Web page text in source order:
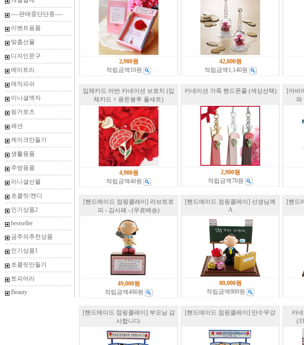
----판매중단단종----
이벤트용품
맞춤선물
디자인문구
메이트리
매직피쉬
이니셜액자
핑거로즈
패션
케이크만들기
생활용품
주방용품
이니셜선물
초콜릿/캔디
인기상품2
bestseller
금주의추천상품
인기상품1
초콜릿만들기
토피어리
Beauty
2,900원
적립금액10원
42,000원
적립금액1,140원
입체카드 어반 카네이션 브로치 (입
체카드 + 용돈봉투 풀세트)
4,900원
적립금액40원
카네이션 가죽 핸드폰줄 (색상선택)
2,900원
적립금액70원
[어버
와
[핸드메이드 점핑클레이] 러브트로
피 - 감사패 - (무료배송)
49,000원
적립금액490원
[핸드메이드 점핑클레이] 선생님께
A
80,000원
적립금액800원
[핸드
[핸드메이드 점핑클레이] 부모님 감
사합니다.
[핸드메이드 점핑클레이] 만수무강
카